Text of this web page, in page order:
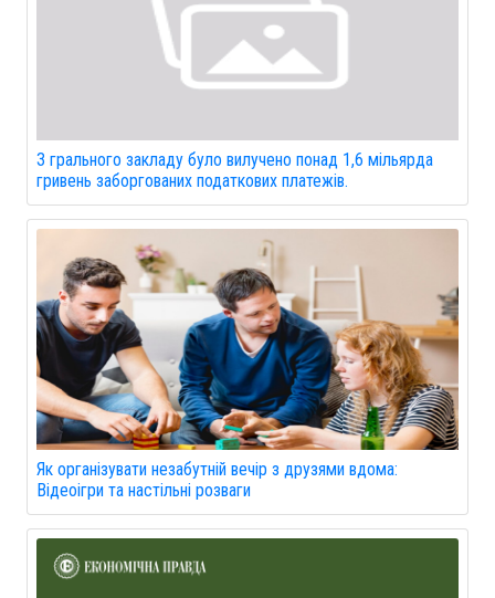
З грального закладу було вилучено понад 1,6 мільярда
гривень заборгованих податкових платежів.
Як організувати незабутній вечір з друзями вдома:
Відеоігри та настільні розваги